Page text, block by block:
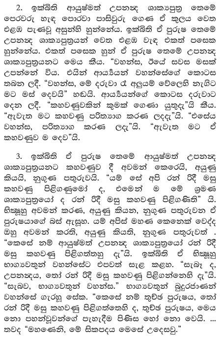
2. ඉක්බිති ආයුෂ්මත් උපනන්‍ද ශාක්‍යපුත්‍ර තෙමේ
පෙරවරු හැඳ පොරවා පාසිවුරු ගෙණ ඒ කුලය වෙත
එළඹ පැණවූ අසුන්හි හුන්නේය. ඉක්බිති ඒ පුරුෂ තෙමේ
උපනන්‍ද ශාක්‍යපුත්‍රයන් වෙත එළඹ වැඳ එකත් පසෙක
හුන්නේය. එකත් පසෙක හුන් ඒ පුරුෂ තෙමේ උපනන්‍ද
ශාක්‍යපුත්‍රයනට මෙය කීය. “වහන්ස, ඊයේ සවස මසක්
උපන්නේ විය. එයින් ආර්‍ය්‍යයන් වහන්සේගේ කොටස
තබන ලදී. “වහන්ස, මේ දරුවා රෑ අලුයම් වේලෙහි නැගිට
මට මස් දෙවයි” හඬයි. ආර්‍ය්‍යයන්ගේ කොටස දරුවාට
දෙන ලදී. “කහවණුවකින් කුමක් ගෙණා යුතුදැ”යි කීය.
“ඇවැත මට කහවණු පරිත්‍යාග කරණ ලදදැ”යි. “එසේය
වහන්ස, පරිත්‍යාග කරණ ලදැ”යි. “ඇවැත මට ඒ
කහවණුව ම දෙව”යි.
3. ඉක්බිති ඒ පුරුෂ තෙමේ ආයුෂ්මත් උපනන්‍ද
ශාක්‍යපුත්‍රයනට කහවණුව දී අවමන් කෙරෙයි, අයුණු
කියයි, නුගුණ පතුරුවයි. “යම් සේ අපි රන් රිදී මසු
කහවණු පිළිගණුමෝ ද, එමෙන් ම මේ ශ්‍රමණ
ශාක්‍යපුත්‍රයෝ ද රන් රිදී මසු කහවණු පිළිගණිති” යි.
භික්‍ෂූහු අවමන් කරණ, අයුණු කියන, නුගුණ පතුරුවන ඒ
පුරුෂයාගේ බස් ඇසූහ. යම් අපිස් මහණ කෙනෙක් වෙද්ද
ඔහු අවමන් කරති, අයුණු කියති, නුගුණ පතුරුවත් .
“කෙසේ නම් ආයුෂ්මත් උපනන්‍ද ශාක්‍යපුත්‍රයෝ රන් රිදී
මසු කහවණු පිළිගත්තහු දැ”යි. ඉක්බිති ඒ භික්‍ෂූහු
භාග්‍යවතුන් වහන්සේට එපවත් සැළ කළහ. “සැබෑ ද,
උපනන්‍දය, තෝ රන් රිදී මසු කහවණු පිළිගන්නෙහි දැ”යි.
“සැබව, භාග්‍යවතුන් වහන්ස.” භාග්‍යවතුන් බුදුරජාණන්
වහන්සේ ගැරහූ සේක. “කෙසේ නම් තුච්ඡ පුරුෂය, තෝ
රන් රිදී මසු කහවණු පිළිගත්තෙහි ද, තුච්ඡ පුරුෂය, මෙය
නො පහන්වූවන්ගේ පැහැදීම පිණිස හෝ නො වෙයි. ...
තවද “මහණෙනි, මේ සිකපදය මෙසේ උදෙසවු.”